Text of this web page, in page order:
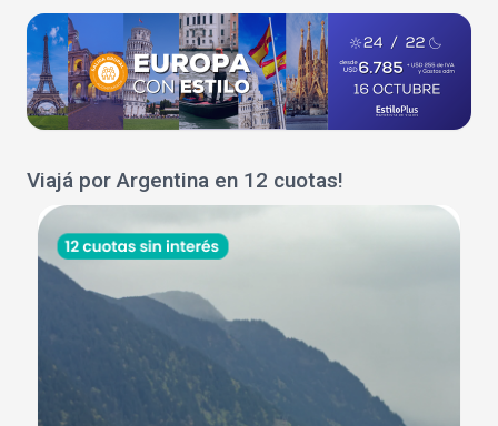
Viajá por Argentina en 12 cuotas!